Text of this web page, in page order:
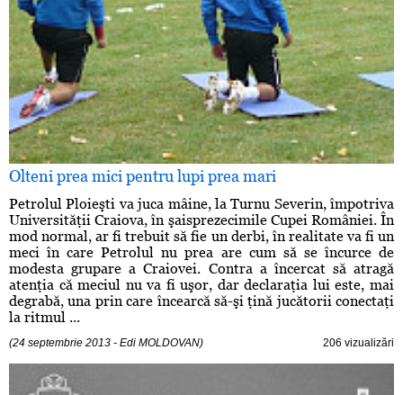
Olteni prea mici pentru lupi prea mari
Petrolul Ploieşti va juca mâine, la Turnu Severin, împotriva
Universităţii Craiova, în şaisprezecimile Cupei României. În
mod normal, ar fi trebuit să fie un derbi, în realitate va fi un
meci în care Petrolul nu prea are cum să se încurce de
modesta grupare a Craiovei. Contra a încercat să atragă
atenţia că meciul nu va fi uşor, dar declaraţia lui este, mai
degrabă, una prin care încearcă să-şi ţină jucătorii conectaţi
la ritmul ...
(24 septembrie 2013 - Edi MOLDOVAN) 206 vizualizări